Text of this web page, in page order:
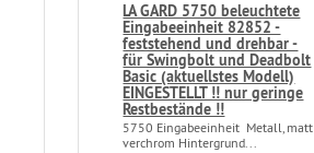
LA GARD 5750 beleuchtete
Eingabeeinheit 82852 -
feststehend und drehbar -
für Swingbolt und Deadbolt
Basic (aktuellstes Modell)
EINGESTELLT !! nur geringe
Restbestände !!
5750 Eingabeeinheit Metall, matt
verchrom Hintergrund...